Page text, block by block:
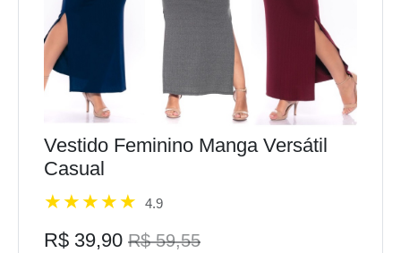
Vestido Feminino Manga Versátil
Casual
4.9
R$ 39,90 R$ 59,55